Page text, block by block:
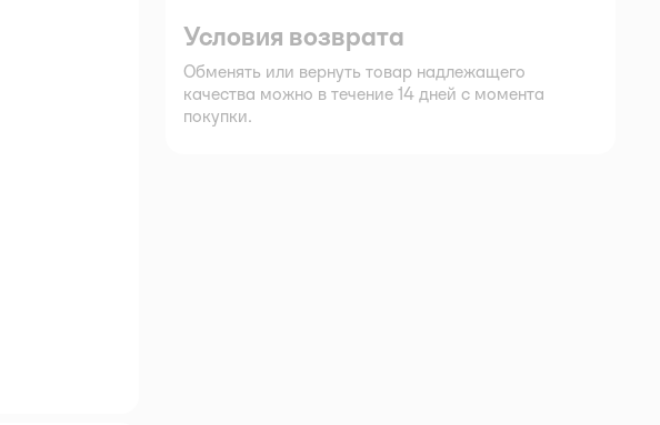
Условия возврата
Обменять или вернуть товар надлежащего
качества можно в течение 14 дней с момента
покупки.